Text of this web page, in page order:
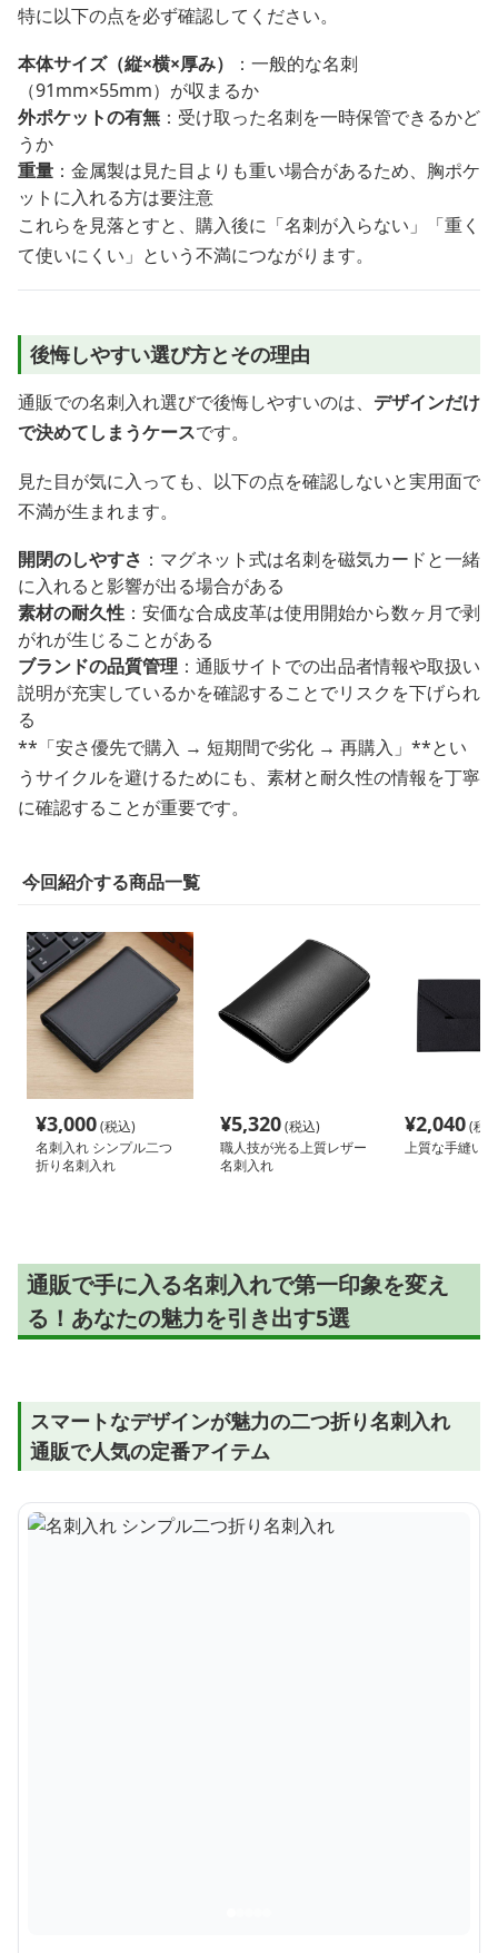
特に以下の点を必ず確認してください。
本体サイズ（縦×横×厚み）
：一般的な名刺
（91mm×55mm）が収まるか
外ポケットの有無 ：受け取った名刺を一時保管できるかど
うか
重量 ：金属製は見た目よりも重い場合があるため、胸ポケ
ットに入れる方は要注意
これらを見落とすと、購入後に「名刺が入らない」「重く
て使いにくい」という不満につながります。
後悔しやすい選び方とその理由
通販での名刺入れ選びで後悔しやすいのは、 デザインだけ
で決めてしまうケースです。
見た目が気に入っても、以下の点を確認しないと実用面で
不満が生まれます。
開閉のしやすさ ：マグネット式は名刺を磁気カードと一緒
に入れると影響が出る場合がある
素材の耐久性 ：安価な合成皮革は使用開始から数ヶ月で剥
がれが生じることがある
ブランドの品質管理 ：通販サイトでの出品者情報や取扱い
説明が充実しているかを確認することでリスクを下げられ
る
**「安さ優先で購入 → 短期間で劣化 → 再購入」**とい
うサイクルを避けるためにも、素材と耐久性の情報を丁寧
に確認することが重要です。
今回紹介する商品一覧
¥3,000(税込)
名刺入れ シンプル二つ
折り名刺入れ
¥5,320(税込)
職人技が光る上質レザー
名刺入れ
¥2,040(税
上質な手縫い
通販で手に入る名刺入れで第一印象を変え
る！あなたの魅力を引き出す5選
スマートなデザインが魅力の二つ折り名刺入れ
通販で人気の定番アイテム